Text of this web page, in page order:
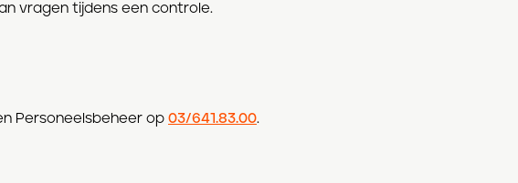
vragen tijdens een controle.
Personeelsbeheer op 03/641.83.00.